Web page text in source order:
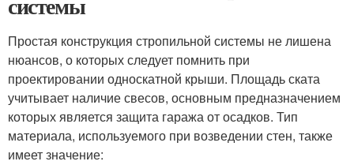
Простая конструкция стропильной системы не лишена
нюансов, о которых следует помнить при
проектировании односкатной крыши. Площадь ската
учитывает наличие свесов, основным предназначением
которых является защита гаража от осадков. Тип
материала, используемого при возведении стен, также
имеет значение: